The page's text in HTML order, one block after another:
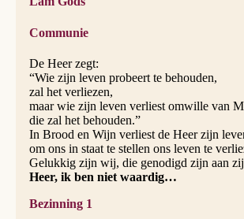
Communie
De Heer zegt:
“Wie zijn leven probeert te behouden,
zal het verliezen,
maar wie zijn leven verliest omwille van
die zal het behouden.”
In Brood en Wijn verliest de Heer zijn
om ons in staat te stellen ons leven te
Gelukkig zijn wij, die genodigd zijn aan
Heer, ik ben niet waardig…
Bezinning 1